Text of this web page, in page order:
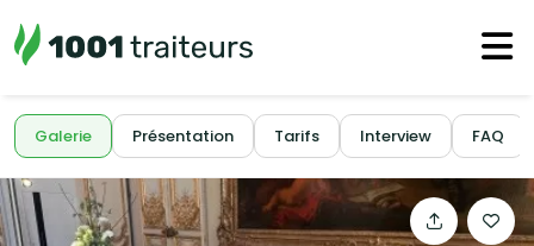
Galerie Présentation Tarifs Interview FAQ